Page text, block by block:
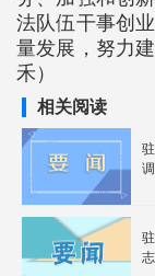
法队伍干事创
量发展，努力
禾）
相关阅读